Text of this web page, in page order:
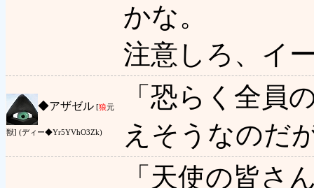
かな。
注意しろ、イ
◆アザゼル [狼元
獣] (ディー◆Yr5YVhO3Zk)
「恐らく全
えそうなのだ
「天使の皆さ